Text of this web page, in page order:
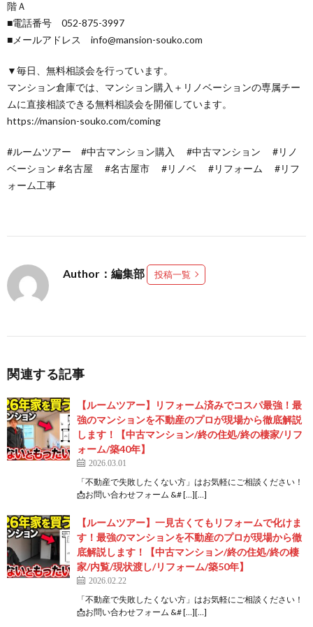
階Ａ
■電話番号 052-875-3997
■メールアドレス info@mansion-souko.com
▼毎日、無料相談会を行っています。
マンション倉庫では、マンション購入＋リノベーションの専属チー
ムに直接相談できる無料相談会を開催しています。
https://mansion-souko.com/coming
#ルームツアー #中古マンション購入 #中古マンション #リノ
ベーション #名古屋 #名古屋市 #リノベ #リフォーム #リフ
ォーム工事
Author：編集部 投稿一覧
関連する記事
【ルームツアー】リフォーム済みでコスパ最強！最
強のマンションを不動産のプロが現場から徹底解説
します！【中古マンション/終の住処/終の棲家/リフ
ォーム/築40年】
2026.03.01
「不動産で失敗したくない方」はお気軽にご相談ください！
📩お問い合わせフォーム &# […][…]
【ルームツアー】一見古くてもリフォームで化けま
す！最強のマンションを不動産のプロが現場から徹
底解説します！【中古マンション/終の住処/終の棲
家/内覧/現状渡し/リフォーム/築50年】
2026.02.22
「不動産で失敗したくない方」はお気軽にご相談ください！
📩お問い合わせフォーム &# […][…]